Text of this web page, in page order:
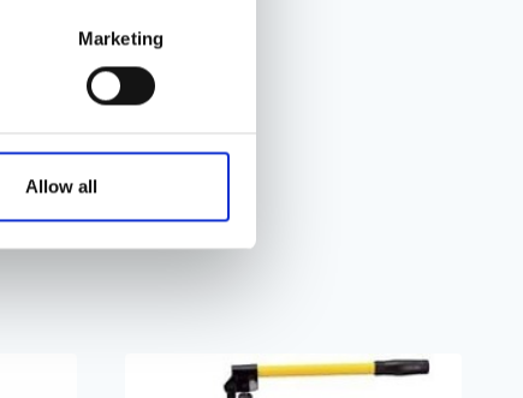
Marketing
Allow all